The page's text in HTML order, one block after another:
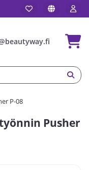
P-08
Pusher